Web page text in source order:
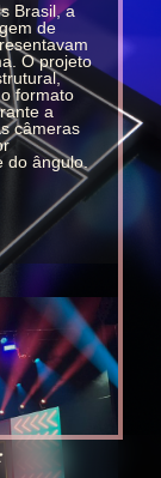
Brasil, a
de
O projeto
formato
a
câmeras
do ângulo.